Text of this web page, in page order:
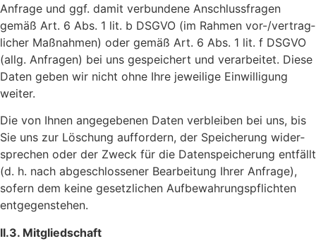
Anfrage und ggf. damit verbun­dene Anschluss­fragen
gemäß Art. 6 Abs. 1 lit. b DSGVO (im Rahmen vor-/ver­trag­
li­cher Maßnahmen) oder gemäß Art. 6 Abs. 1 lit. f DSGVO
(allg. Anfragen) bei uns gespei­chert und verar­beitet. Diese
Daten geben wir nicht ohne Ihre jewei­lige Einwil­li­gung
weiter.
Die von Ihnen ange­ge­benen Daten verbleiben bei uns, bis
Sie uns zur Löschung auffor­dern, der Spei­che­rung wider­
spre­chen oder der Zweck für die Daten­spei­che­rung entfällt
(d. h. nach abge­schlos­sener Bear­bei­tung Ihrer Anfrage),
sofern dem keine gesetz­li­chen Aufbe­wah­rungs­pflichten
entgegenstehen.
II.3. Mitglied­schaft